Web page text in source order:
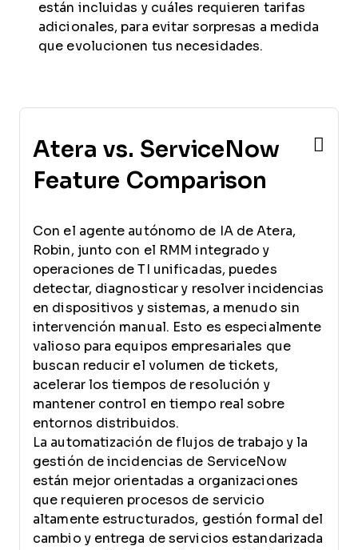
están incluidas y cuáles requieren tarifas
adicionales, para evitar sorpresas a medida
que evolucionen tus necesidades.
Atera vs. ServiceNow
Feature Comparison
Con el agente autónomo de IA de Atera,
Robin, junto con el RMM integrado y
operaciones de TI unificadas, puedes
detectar, diagnosticar y resolver incidencias
en dispositivos y sistemas, a menudo sin
intervención manual. Esto es especialmente
valioso para equipos empresariales que
buscan reducir el volumen de tickets,
acelerar los tiempos de resolución y
mantener control en tiempo real sobre
entornos distribuidos.
La automatización de flujos de trabajo y la
gestión de incidencias de ServiceNow
están mejor orientadas a organizaciones
que requieren procesos de servicio
altamente estructurados, gestión formal del
cambio y entrega de servicios estandarizada